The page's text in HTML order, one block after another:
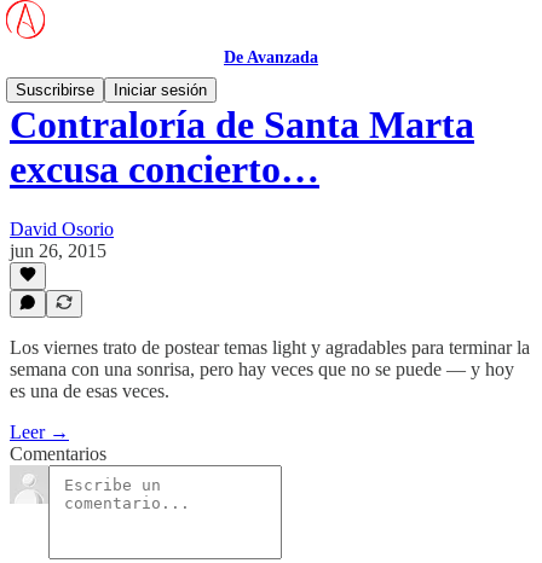
De Avanzada
Suscribirse
Iniciar sesión
Contraloría de Santa Marta
excusa concierto…
David Osorio
jun 26, 2015
Los viernes trato de postear temas light y agradables para terminar la
semana con una sonrisa, pero hay veces que no se puede — y hoy
es una de esas veces.
Leer →
Comentarios